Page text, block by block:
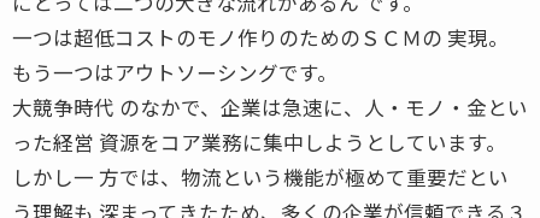
一つは超低コストのモノ作りのためのＳＣＭの 実現。
もう一つはアウトソーシングです。
大競争時代 のなかで、企業は急速に、人・モノ・金とい
った経営 資源をコア業務に集中しようとしています。
しかし一 方では、物流という機能が極めて重要だとい
う理解も 深まってきたため、多くの企業が信頼できる３